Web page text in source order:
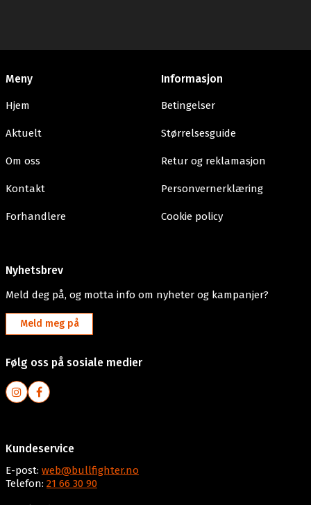
Meny
Hjem
Aktuelt
Om oss
Kontakt
Forhandlere
Informasjon
Betingelser
Størrelsesguide
Retur og reklamasjon
Personvernerklæring
Cookie policy
Nyhetsbrev
Meld deg på, og motta info om nyheter og kampanjer?
Meld meg på
Følg oss på sosiale medier
Kundeservice
E-post: web@bullfighter.no
Telefon: 21 66 30 90